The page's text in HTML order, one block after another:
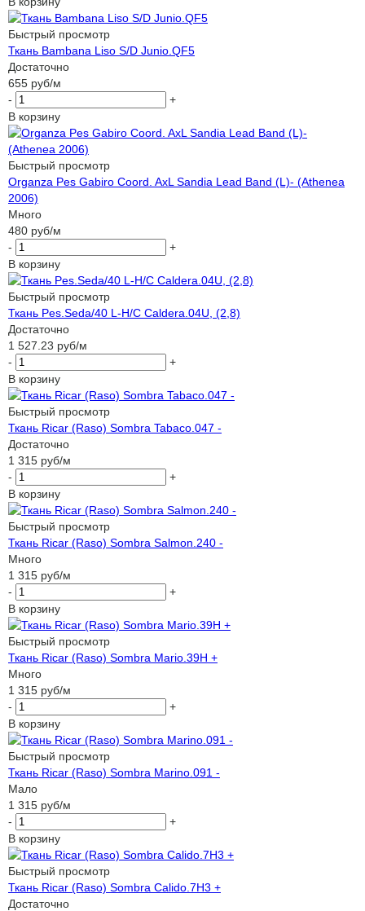
Быстрый просмотр
Ткань Bambana Liso S/D Junio.QF5
Достаточно
655 руб/м
-
+
В корзину
Быстрый просмотр
Organza Pes Gabiro Coord. AxL Sandia Lead Band (L)- (Athenea
2006)
Много
480 руб/м
-
+
В корзину
Быстрый просмотр
Ткань Pes.Seda/40 L-H/C Caldera.04U, (2,8)
Достаточно
1 527.23 руб/м
-
+
В корзину
Быстрый просмотр
Ткань Ricar (Raso) Sombra Tabaco.047 -
Достаточно
1 315 руб/м
-
+
В корзину
Быстрый просмотр
Ткань Ricar (Raso) Sombra Salmon.240 -
Много
1 315 руб/м
-
+
В корзину
Быстрый просмотр
Ткань Ricar (Raso) Sombra Mario.39H +
Много
1 315 руб/м
-
+
В корзину
Быстрый просмотр
Ткань Ricar (Raso) Sombra Marino.091 -
Мало
1 315 руб/м
-
+
В корзину
Быстрый просмотр
Ткань Ricar (Raso) Sombra Calido.7H3 +
Достаточно